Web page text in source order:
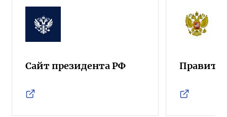
Сайт президента РФ